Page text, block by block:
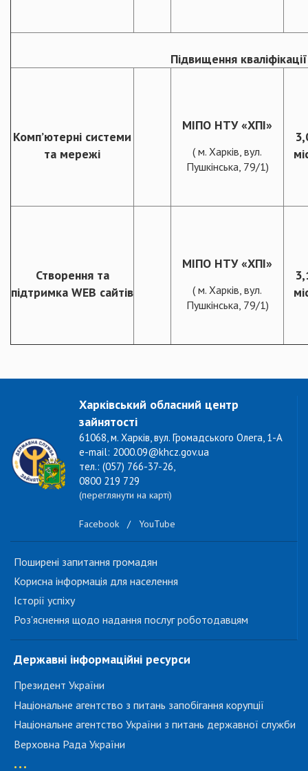
Підвищення
Комп’ютерні системи
та мережі
МІПО НТУ «ХПІ»
( м. Харків, вул.
Пушкінська, 79/1)
Створення та
підтримка WEB сайтів
МІПО НТУ «ХПІ»
( м. Харків, вул.
Пушкінська, 79/1)
Харківський обласний центр
зайнятості
61068, м. Харків, вул. Громадського Олега, 1-А
e-mail: 2000.09@khcz.gov.ua
тел.: (057) 766-37-26,
0800 219 729
(переглянути на карті)
Facebook / YouTube
Поширені запитання громадян
Корисна інформація для населення
Історії успіху
Роз'яснення щодо надання послуг роботодавцям
Державні інформаційні ресурси
Президент України
Національне агентство з питань запобігання корупції
Національне агентство України з питань державної служби
Верховна Рада України
...